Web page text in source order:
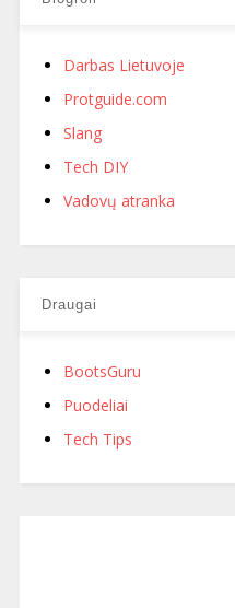
Darbas Lietuvoje
Protguide.com
Slang
Tech DIY
Vadovų atranka
Draugai
BootsGuru
Puodeliai
Tech Tips